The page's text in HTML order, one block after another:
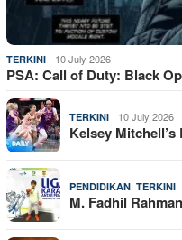
TERKINI 10 July 2026
PSA: Call of Duty: Black
TERKINI 10 July 2026
Kelsey
PENDIDIKAN TERKINI
M. Fadhil